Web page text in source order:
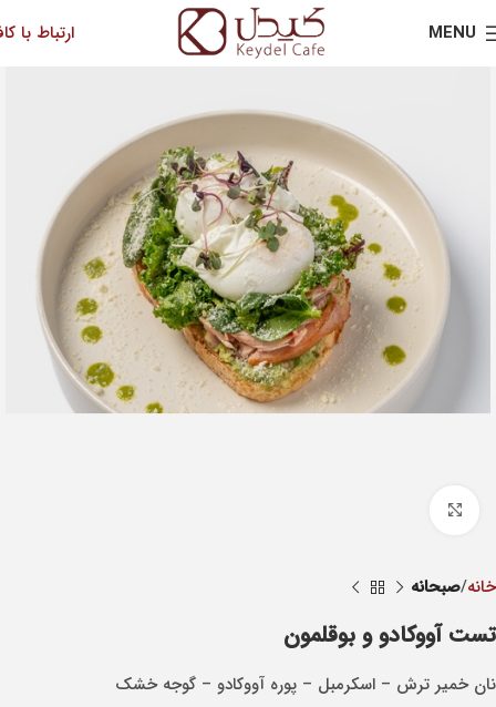
MENU ارتباط با
خانه صبحانه
تست آووکادو و بوقلمون
نان خمير ترش – اسکرمبل – پوره آووکادو – گوجه خشک